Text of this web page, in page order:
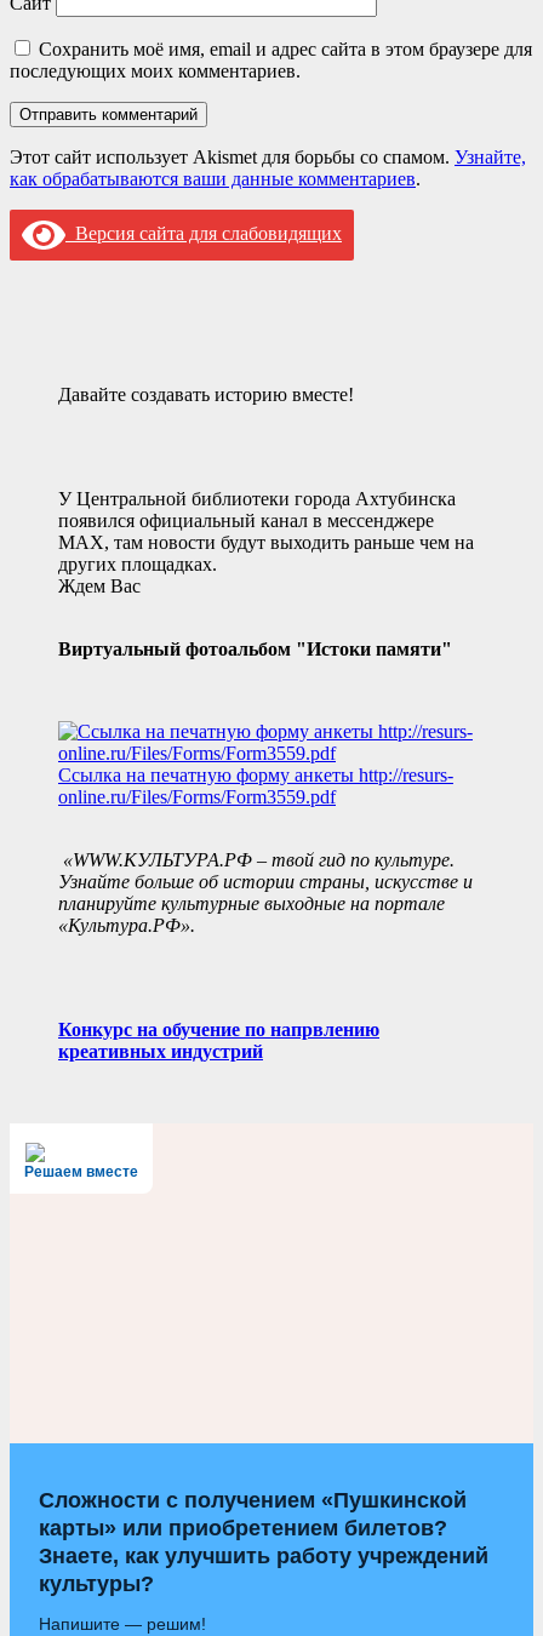
Сохранить моё имя, email и адрес сайта в этом браузере для
последующих моих комментариев.
Этот сайт использует Akismet для борьбы со спамом. Узнайте,
как обрабатываются ваши данные комментариев.
Версия сайта для слабовидящих
Давайте создавать историю вместе!
У Центральной библиотеки города Ахтубинска
появился официальный канал в мессенджере
MAX, там новости будут выходить раньше чем на
других площадках.
Ждем Вас
Виртуальный фотоальбом "Истоки памяти"
Ссылка на печатную форму анкеты http://resurs-
online.ru/Files/Forms/Form3559.pdf
«WWW.КУЛЬТУРА.РФ – твой гид по культуре.
Узнайте больше об истории страны, искусстве и
планируйте культурные выходные на портале
«Культура.РФ».
Конкурс на обучение по напрвлению
креативных индустрий
Решаем вместе
Сложности с получением «Пушкинской
карты» или приобретением билетов?
Знаете, как улучшить работу учреждений
культуры?
Напишите — решим!